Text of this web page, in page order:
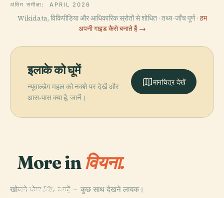
अंतिम समीक्षा: APRIL 2026
Wikidata, विकिपीडिया और आधिकारिक स्रोतों से शोधित · तथ्य-जाँच पूर्ण · हम
अपनी गाइड कैसे बनाते हैं →
इलाके को घूमें
न्यूवाल्डेग महल को नक्शे पर देखें और
आस-पास क्या है, जानें।
मानचित्र देखें
More in वियना.
खोजने योग्य 520 जगहें — कुछ साथ देखने लायक।
कुन्स्थिस्तोरिस्चेस
PLACE